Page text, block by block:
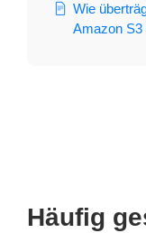
Wie
Amazon S3
Häufig